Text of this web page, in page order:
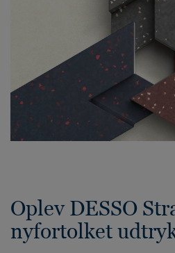
Oplev DESSO
nyfortolket